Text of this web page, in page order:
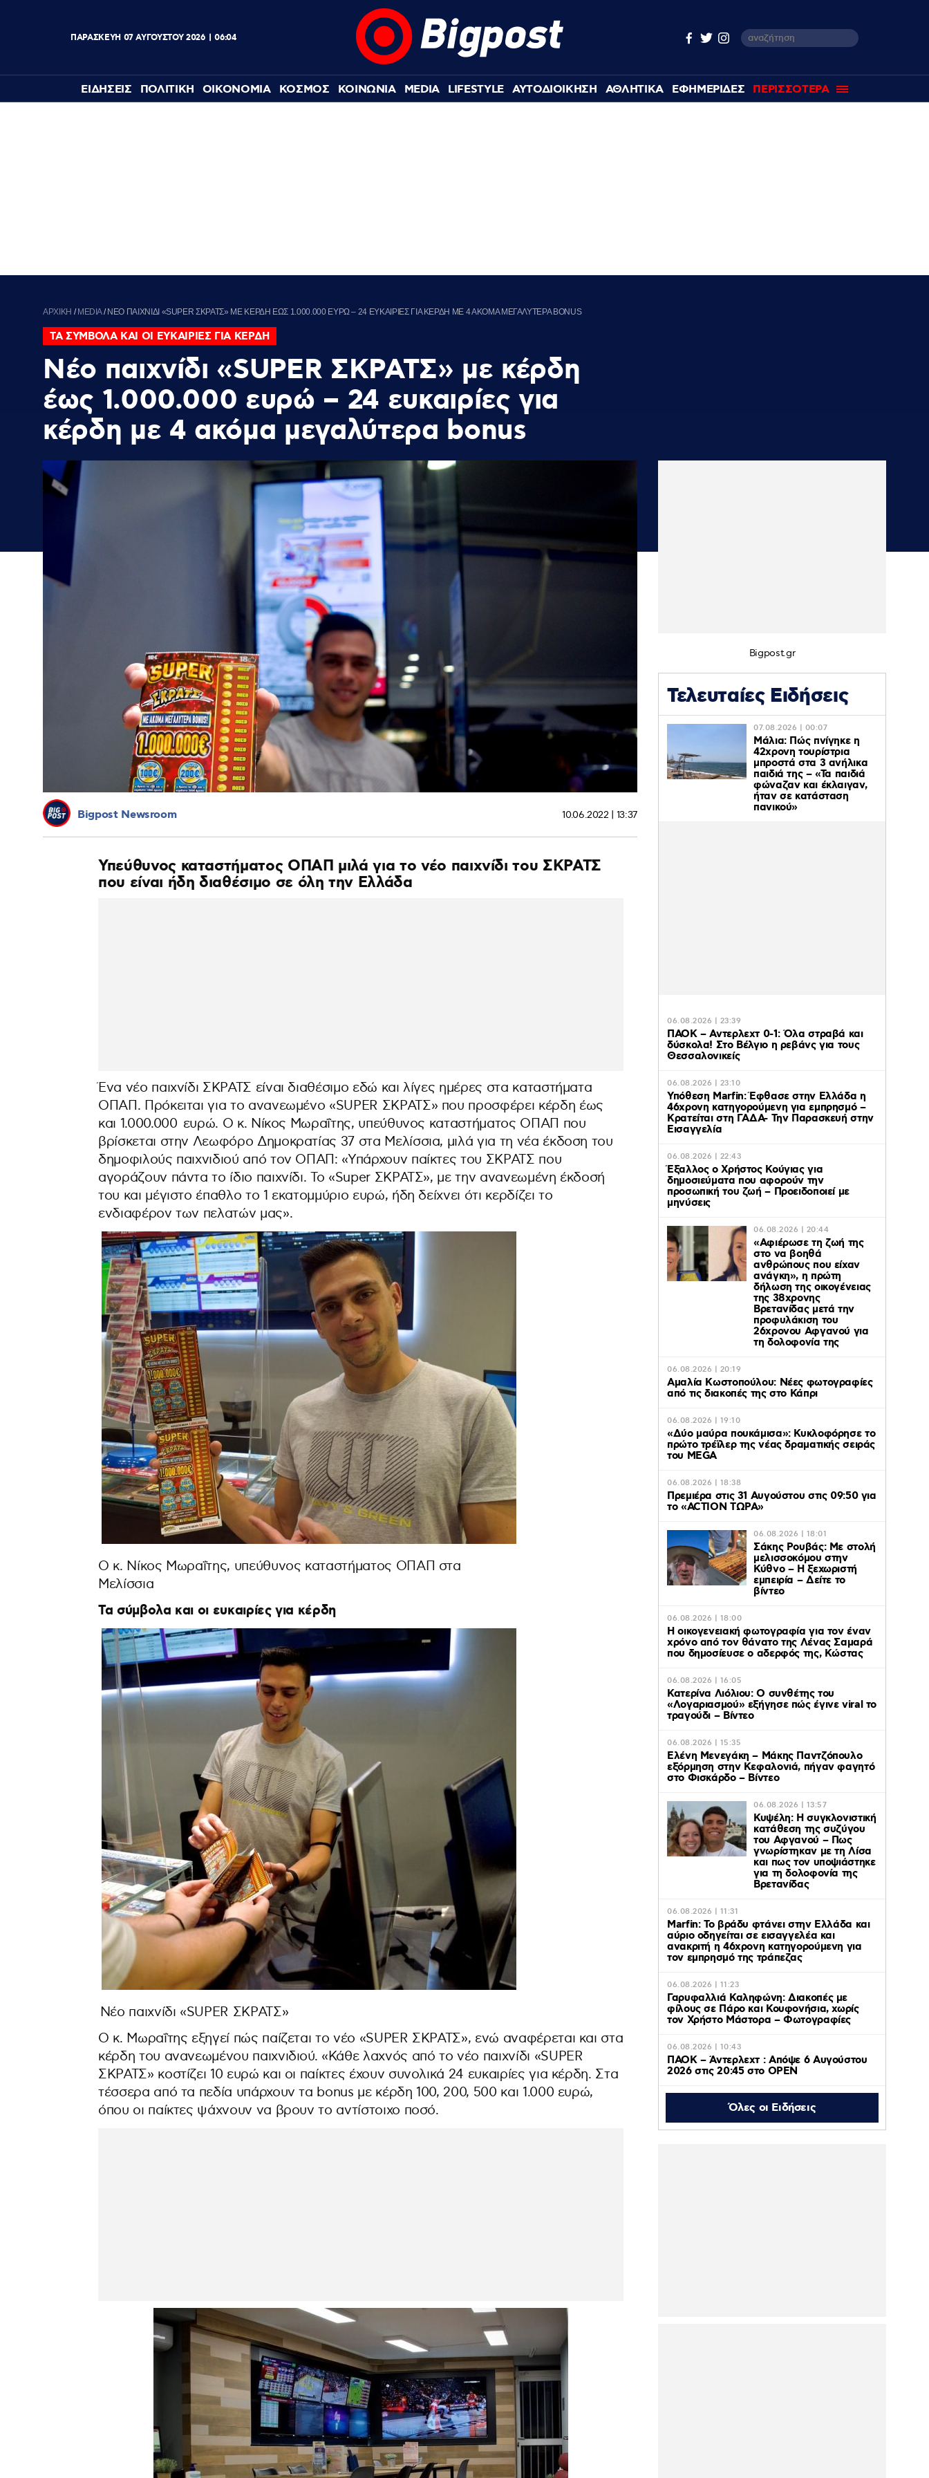
ΠΑΡΑΣΚΕΥΗ 07 ΑΥΓΟΥΣΤΟΥ 2026 06:04
ΕΙΔΗΣΕΙΣ ΠΟΛΙΤΙΚΗ ΟΙΚΟΝΟΜΙΑ ΚΟΣΜΟΣ ΚΟΙΝΩΝΙΑ MEDIA LIFESTYLE ΑΥΤΟΔΙΟΙΚΗΣΗ ΑΘΛΗΤΙΚΑ ΕΦΗΜΕΡΙΔΕΣ ΠΕΡΙΣΣΟΤΕΡΑ
ΑΡΧΙΚΗ / MEDIA/ ΝΕΟ ΠΑΙΧΝΙΔΙ «SUPER ΣΚΡΑΤΣ» ΜΕ ΚΕΡΔΗ ΕΩΣ 1.000.000 ΕΥΡΩ – 24 ΕΥΚΑΙΡΙΕΣ ΓΙΑ ΚΕΡΔΗ ΜΕ 4 ΑΚΟΜΑ ΜΕΓΑΛΥΤΕΡΑ BONUS
ΤΑ ΣΥΜΒΟΛΑ ΚΑΙ ΟΙ ΕΥΚΑΙΡΙΕΣ ΓΙΑ ΚΕΡΔΗ
Νέο παιχνίδι «SUPER ΣΚΡΑΤΣ» με κέρδη
έως 1.000.000 ευρώ – 24 ευκαιρίες για
κέρδη με 4 ακόμα μεγαλύτερα bonus
Bigpost Newsroom 10.06.2022 | 13:37
Υπεύθυνος καταστήματος ΟΠΑΠ μιλά για το νέο παιχνίδι του ΣΚΡΑΤΣ
που είναι ήδη διαθέσιμο σε όλη την Ελλάδα
Ένα νέο παιχνίδι ΣΚΡΑΤΣ είναι διαθέσιμο εδώ και λίγες ημέρες στα καταστήματα
ΟΠΑΠ. Πρόκειται για το ανανεωμένο «SUPER ΣΚΡΑΤΣ» που προσφέρει κέρδη έως
και 1.000.000 ευρώ. Ο κ. Νίκος Μωραΐτης, υπεύθυνος καταστήματος ΟΠΑΠ που
βρίσκεται στην Λεωφόρο Δημοκρατίας 37 στα Μελίσσια, μιλά για τη νέα έκδοση του
δημοφιλούς παιχνιδιού από τον ΟΠΑΠ: «Υπάρχουν παίκτες του ΣΚΡΑΤΣ που
αγοράζουν πάντα το ίδιο παιχνίδι. Το «Super ΣΚΡΑΤΣ», με την ανανεωμένη έκδοσή
του και μέγιστο έπαθλο το 1 εκατομμύριο ευρώ, ήδη δείχνει ότι κερδίζει το
ενδιαφέρον των πελατών μας».
Ο κ. Νίκος Μωραΐτης, υπεύθυνος καταστήματος ΟΠΑΠ στα
Μελίσσια
Τα σύμβολα και οι ευκαιρίες για κέρδη
Νέο παιχνίδι «SUPER ΣΚΡΑΤΣ»
Ο κ. Μωραΐτης εξηγεί πώς παίζεται το νέο «SUPER ΣΚΡΑΤΣ», ενώ αναφέρεται και στα
κέρδη του ανανεωμένου παιχνιδιού. «Κάθε λαχνός από το νέο παιχνίδι «SUPER
ΣΚΡΑΤΣ» κοστίζει 10 ευρώ και οι παίκτες έχουν συνολικά 24 ευκαιρίες για κέρδη. Στα
τέσσερα από τα πεδία υπάρχουν τα bonus με κέρδη 100, 200, 500 και 1.000 ευρώ,
όπου οι παίκτες ψάχνουν να βρουν το αντίστοιχο ποσό.
Bigpost.gr
Τελευταίες Ειδήσεις
07.08.2026 | 00:07
Μάλια: Πώς πνίγηκε η
42χρονη τουρίστρια
μπροστά στα 3 ανήλικα
παιδιά της – «Τα παιδιά
φώναζαν και έκλαιγαν,
ήταν σε κατάσταση
πανικού»
06.08.2026 | 23:39
ΠΑΟΚ – Αντερλεχτ 0-1: Όλα στραβά και
δύσκολα! Στο Βέλγιο η ρεβάνς για τους
Θεσσαλονικείς
06.08.2026 | 23:10
Υπόθεση Marfin: Έφθασε στην Ελλάδα η
46χρονη κατηγορούμενη για εμπρησμό –
Κρατείται στη ΓΑΔΑ- Την Παρασκευή στην
Εισαγγελία
06.08.2026 | 22:43
Έξαλλος ο Χρήστος Κούγιας για
δημοσιεύματα που αφορούν την
προσωπική του ζωή – Προειδοποιεί με
μηνύσεις
06.08.2026 | 20:44
«Αφιέρωσε τη ζωή της
στο να βοηθά
ανθρώπους που είχαν
ανάγκη», η πρώτη
δήλωση της οικογένειας
της 38χρονης
Βρετανίδας μετά την
προφυλάκιση του
26χρονου Αφγανού για
τη δολοφονία της
06.08.2026 | 20:19
Αμαλία Κωστοπούλου: Νέες φωτογραφίες
από τις διακοπές της στο Κάπρι
06.08.2026 | 19:10
«Δύο μαύρα πουκάμισα»: Κυκλοφόρησε το
πρώτο τρέϊλερ της νέας δραματικής σειράς
του MEGA
06.08.2026 | 18:38
Πρεμιέρα στις 31 Αυγούστου στις 09:50 για
το «ACTION ΤΩΡΑ»
06.08.2026 | 18:01
Σάκης Ρουβάς: Με στολή
μελισσοκόμου στην
Κύθνο – Η ξεχωριστή
εμπειρία – Δείτε το
βίντεο
06.08.2026 | 18:00
Η οικογενειακή φωτογραφία για τον έναν
χρόνο από τον θάνατο της Λένας Σαμαρά
που δημοσίευσε ο αδερφός της, Κώστας
06.08.2026 | 16:05
Κατερίνα Λιόλιου: Ο συνθέτης του
«Λογαριασμού» εξήγησε πώς έγινε viral το
τραγούδι – Βίντεο
06.08.2026 | 15:35
Ελένη Μενεγάκη – Μάκης Παντζόπουλο
εξόρμηση στην Κεφαλονιά, πήγαν φαγητό
στο Φισκάρδο – Βίντεο
06.08.2026 | 13:57
Κυψέλη: Η συγκλονιστική
κατάθεση της συζύγου
του Αφγανού – Πως
γνωρίστηκαν με τη Λίσα
και πως τον υποψιάστηκε
για τη δολοφονία της
Βρετανίδας
06.08.2026 | 11:31
Marfin: Το βράδυ φτάνει στην Ελλάδα και
αύριο οδηγείται σε εισαγγελέα και
ανακριτή η 46χρονη κατηγορούμενη για
τον εμπρησμό της τράπεζας
06.08.2026 | 11:23
Γαρυφαλλιά Καληφώνη: Διακοπές με
φίλους σε Πάρο και Κουφονήσια, χωρίς
τον Χρήστο Μάστορα – Φωτογραφίες
06.08.2026 | 10:43
ΠΑΟΚ – Άντερλεχτ : Απόψε 6 Αυγούστου
2026 στις 20:45 στο ΟΡΕΝ
Όλες οι Ειδήσεις